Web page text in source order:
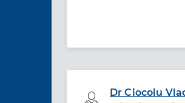
Dr Ciocoiu